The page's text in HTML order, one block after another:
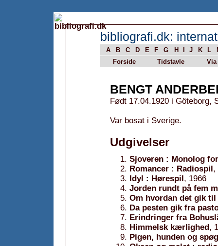
bibliografi.dk:
A B C D E F G H J K L
Forside
Tidstavle Via
BENGT
Født 17.04.1920 i Göteborg,
Var bosat i Sverige.
Udgivelser
Sjoveren : Monolog
Romancer : Radiospil,
Idyl : Hørespil, 1966
Jorden rundt på fem
Om hvordan det gik
Da pesten gik fra
Erindringer fra
Himmelsk kærlighed,
Pigen, hunden og